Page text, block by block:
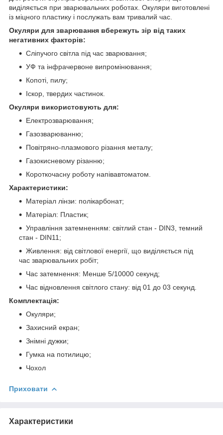
виділяється при зварювальних роботах. Окуляри виготовлені
із міцного пластику і послужать вам тривалий час.
Окуляри для зварювання вбережуть зір від таких
негативних факторів:
Сліпучого світла під час зварювання;
УФ та інфрачервоне випромінювання;
Копоті, пилу;
Іскор, твердих частинок.
Окуляри використовують для:
Електрозварювання;
Газозварюванню;
Повітряно-плазмового різання металу;
Газокисневому різанню;
Короткочасну роботу напівавтоматом.
Характеристики:
Матеріал лінзи: полікарбонат;
Матеріал: Пластик;
Управління затемненням: світлий стан - DIN3, темний
стан - DIN11;
Живлення: від світлової енергії, що виділяється під
час зварювальних робіт;
Час затемнення: Менше 5/10000 секунд;
Час відновлення світлого стану: від 01 до 03 секунд.
Комплектація:
Окуляри;
Захисний екран;
Знімні дужки;
Гумка на потилицю;
Чохол
Приховати
Характеристики